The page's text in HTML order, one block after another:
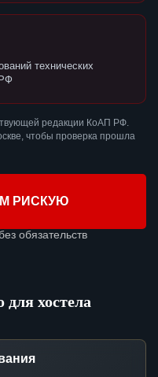
технических
редакции КоАП РФ.
чтобы проверка прошла
РИСКУЮ
обязательств
хостела